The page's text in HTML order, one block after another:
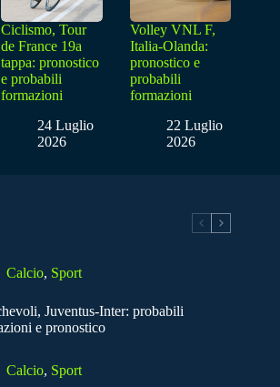
Ciclismo, Tour
de France 19a
tappa: pronostico
e probabili
formazioni
24 Luglio
2026
Volley VNL F,
Italia-Olanda:
pronostico e
probabili
formazioni
22 Luglio
2026
Calcio, Sport
Juventus-Inter: probabili
e pronostico
Calcio, Sport